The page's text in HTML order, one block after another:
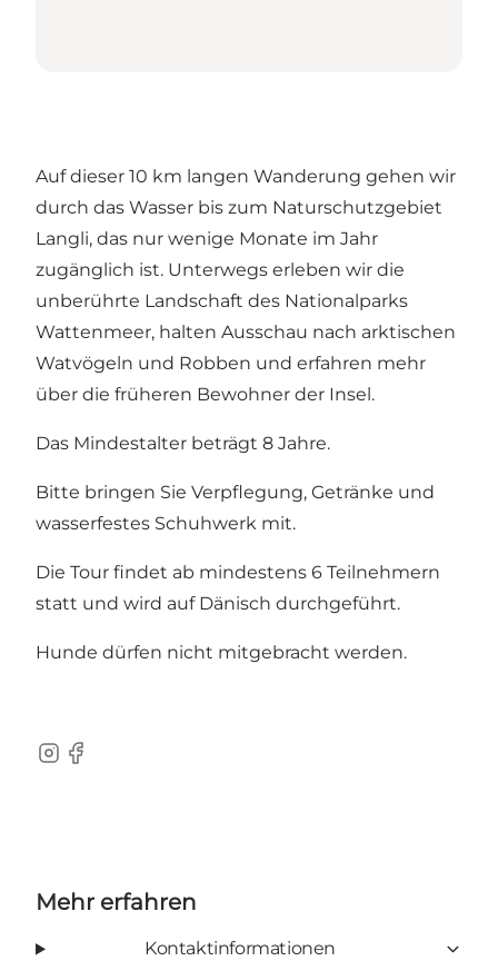
Auf dieser 10 km langen Wanderung gehen wir
durch das Wasser bis zum Naturschutzgebiet
Langli, das nur wenige Monate im Jahr
zugänglich ist. Unterwegs erleben wir die
unberührte Landschaft des Nationalparks
Wattenmeer, halten Ausschau nach arktischen
Watvögeln und Robben und erfahren mehr
über die früheren Bewohner der Insel.
Das Mindestalter beträgt 8 Jahre.
Bitte bringen Sie Verpflegung, Getränke und
wasserfestes Schuhwerk mit.
Die Tour findet ab mindestens 6 Teilnehmern
statt und wird auf Dänisch durchgeführt.
Hunde dürfen nicht mitgebracht werden.
Instagram
Facebook
Mehr erfahren
Kontaktinformationen